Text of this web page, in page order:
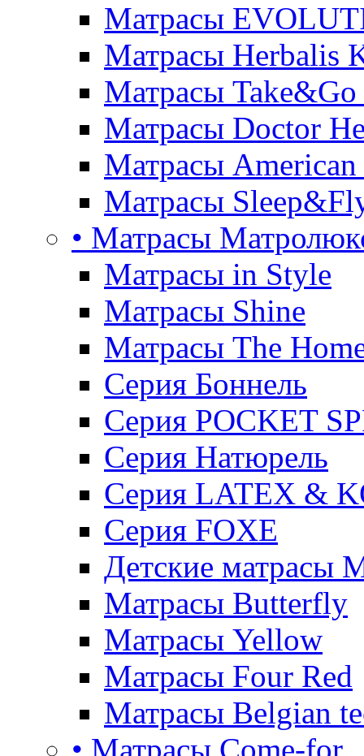
Матрасы
Матрасы Herbalis
Матрасы Take&Go
Матрасы Doctor
Матрасы American
Матрасы
• Матрасы
Матрасы in Style
Матрасы Shine
Матрасы The
Серия Боннель
Серия POCKET
Серия Натюрель
Серия LATEX &
Серия FOXE
Детские матрасы
Матрасы Butterfly
Матрасы Yellow
Матрасы Four Red
Матрасы Belgian